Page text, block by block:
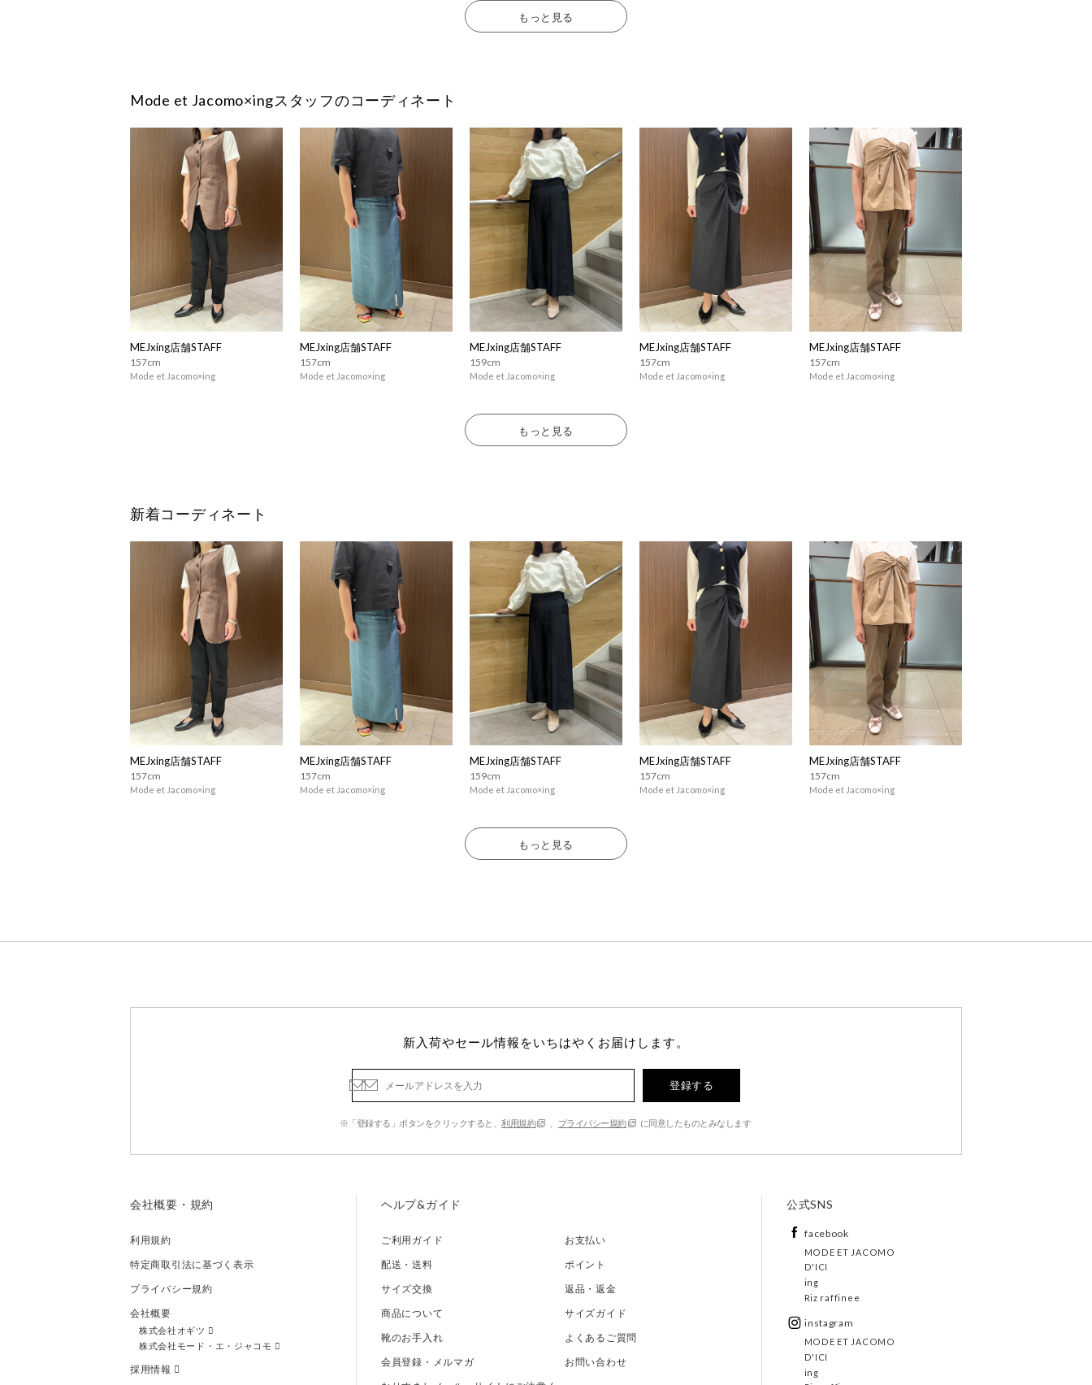
もっと見る
Mode et Jacomo×ingスタッフのコーディネート
MEJxing店舗STAFF
157cm
Mode et Jacomo×ing
MEJxing店舗STAFF
157cm
Mode et Jacomo×ing
MEJxing店舗STAFF
159cm
Mode et Jacomo×ing
MEJxing店舗STAFF
157cm
Mode et Jacomo×ing
MEJxing店舗STAFF
157cm
Mode et Jacomo×ing
もっと見る
新着コーディネート
MEJxing店舗STAFF
157cm
Mode et Jacomo×ing
MEJxing店舗STAFF
157cm
Mode et Jacomo×ing
MEJxing店舗STAFF
159cm
Mode et Jacomo×ing
MEJxing店舗STAFF
157cm
Mode et Jacomo×ing
MEJxing店舗STAFF
157cm
Mode et Jacomo×ing
もっと見る
新入荷やセール情報をいちはやくお届けします。
登録する
※「登録する」ボタンをクリックすると、利用規約 プライバシー規約 に同意したものとみなします
会社概要・規約
利用規約
特定商取引法に基づく表示
プライバシー規約
会社概要
株式会社オギツ
株式会社モード・エ・ジャコモ
採用情報
ヘルプ&ガイド
ご利用ガイド
お支払い
配送・送料
ポイント
サイズ交換
返品・返金
商品について
サイズガイド
靴のお手入れ
よくあるご質問
会員登録・メルマガ
お問い合わせ
公式SNS
facebook
MODE ET JACOMO
D'ICI
ing
Riz raffinee
instagram
MODE ET JACOMO
D'ICI
ing